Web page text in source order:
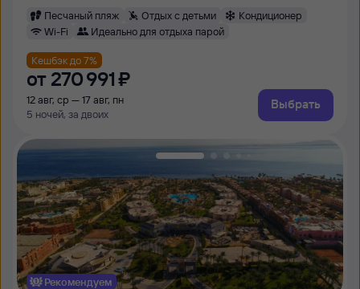
Песчаный пляж Отдых с детьми
Кондиционер
Wi-Fi
Идеально для отдыха парой
Кешбэк до 7%
от 270 ⁠991 ⁠₽
12 авг, ср — 17 авг, пн
5 ночей, за двоих
Выбрать
Рекомендуем